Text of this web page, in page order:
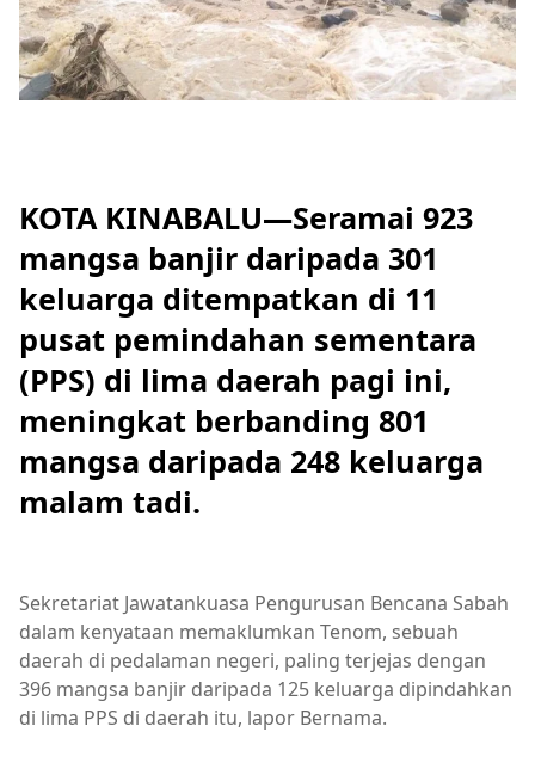
KOTA KINABALU—Seramai 923
mangsa banjir daripada 301
keluarga ditempatkan di 11
pusat pemindahan sementara
(PPS) di lima daerah pagi ini,
meningkat berbanding 801
mangsa daripada 248 keluarga
malam tadi.
Sekretariat Jawatankuasa Pengurusan Bencana Sabah
dalam kenyataan memaklumkan Tenom, sebuah
daerah di pedalaman negeri, paling terjejas dengan
396 mangsa banjir daripada 125 keluarga dipindahkan
di lima PPS di daerah itu, lapor Bernama.